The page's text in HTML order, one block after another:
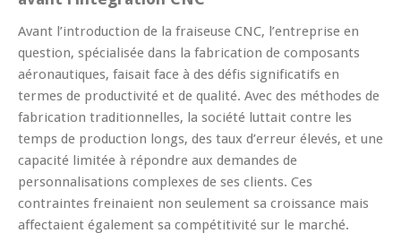
Avant l’introduction de la fraiseuse CNC, l’entreprise en
question, spécialisée dans la fabrication de composants
aéronautiques, faisait face à des défis significatifs en
termes de productivité et de qualité. Avec des méthodes de
fabrication traditionnelles, la société luttait contre les
temps de production longs, des taux d’erreur élevés, et une
capacité limitée à répondre aux demandes de
personnalisations complexes de ses clients. Ces
contraintes freinaient non seulement sa croissance mais
affectaient également sa compétitivité sur le marché.